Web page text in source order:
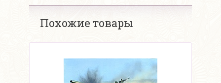
Похожие товары